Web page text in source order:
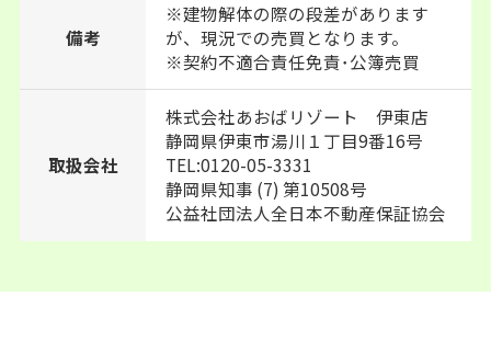
備考
※建物解体の際の段差があります
が、現況での売買となります。
※契約不適合責任免責･公簿売買
取扱会社
株式会社あおばリゾート 伊東店
静岡県伊東市湯川１丁目9番16号
TEL:0120-05-3331
静岡県知事 (7) 第10508号
公益社団法人全日本不動産保証協会